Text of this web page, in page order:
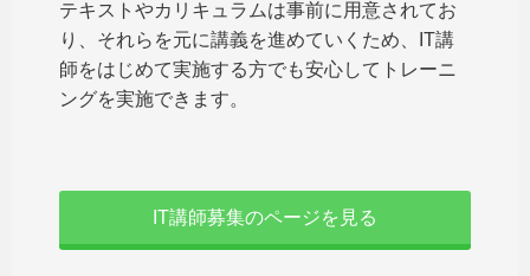
テキストやカリキュラムは事前に用意されてお
り、それらを元に講義を進めていくため、IT講
師をはじめて実施する方でも安心してトレーニ
ングを実施できます。
IT講師募集のページを見る